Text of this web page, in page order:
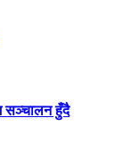
सञ्चालन हुँदै